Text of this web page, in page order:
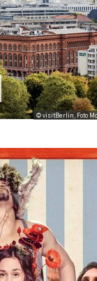
© visitBerlin, Foto